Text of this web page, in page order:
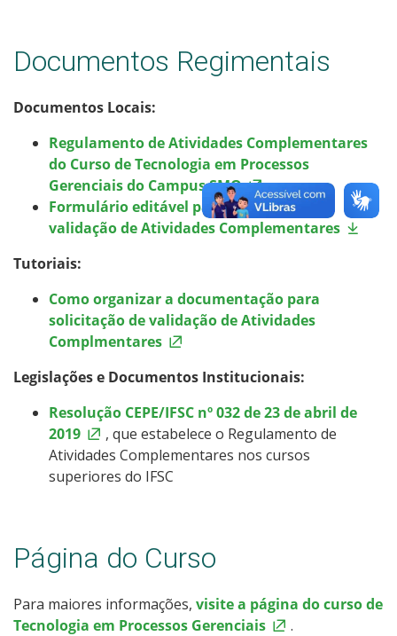
Documentos Regimentais
Documentos Locais:
Regulamento de Atividades Complementares
do Curso de Tecnologia em Processos
Gerenciais do Campus SMO
Formulário editável para solicitação de
validação de Atividades Complementares
Tutoriais:
Como organizar a documentação para
solicitação de validação de Atividades
Complmentares
Legislações e Documentos Institucionais:
Resolução CEPE/IFSC nº 032 de 23 de abril de
2019
, que estabelece o Regulamento de
Atividades Complementares nos cursos
superiores do IFSC
Página do Curso
Para maiores informações, visite a página do curso de
Tecnologia em Processos Gerenciais
.